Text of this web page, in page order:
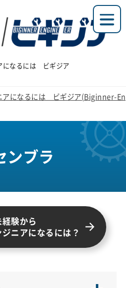
になるには ビギジア
アになるには ビギジア(Biginner-
ンブラ
経験から
ニアになるには？